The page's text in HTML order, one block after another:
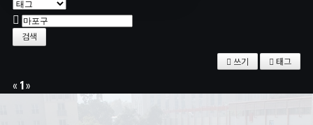
검색
쓰기 태그
« 1»